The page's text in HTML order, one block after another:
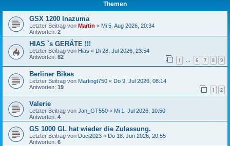
Themen
GSX 1200 Inazuma
Letzter Beitrag von Martin « Mi 5. Aug 2026, 20:34
Antworten: 2
HIAS `s GERÄTE !!!
Letzter Beitrag von Hias « Di 28. Jul 2026, 23:54
Antworten: 82 1 … 6 7 8 9
Berliner Bikes
Letzter Beitrag von Martingt750 « Do 9. Jul 2026, 08:14
Antworten: 19 1 2
Valerie
Letzter Beitrag von Jan_GT550 « Mi 1. Jul 2026, 10:50
Antworten: 4
GS 1000 GL hat wieder die Zulassung.
Letzter Beitrag von Duci2023 « Do 18. Jun 2026, 20:55
Antworten: 6